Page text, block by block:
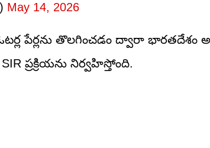
May 14, 2026
పేర్లను తొలగించడం ద్వారా భారతదేశం
ప్రక్రియను నిర్వహిస్తోంది.